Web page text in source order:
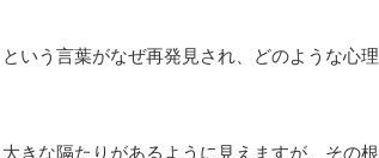
いう言葉がなぜ再発見され、どのような心
きな隔たりがあるように見えますが、その